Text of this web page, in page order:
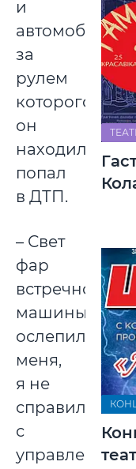
и
автомобиль,
за
рулем
которого
он
находился,
попал
в ДТП.
– Свет
фар
встречной
машины
ослепил
меня,
я не
справился
с
управлением,